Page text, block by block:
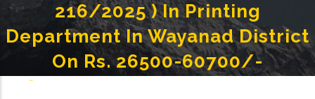
216/2025 ) In Printing
Department In Wayanad District
On Rs. 26500-60700/-
-